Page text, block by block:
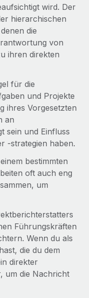
von
Abläufe
dein Team
Remote über unser
Business-
& Compliance
wachsende
um Teams zu
Partnerschaft
und
wird. Der
hierarchischen
die
von
ihren direkten
für die
und Projekte
ihres Vorgesetzten
an
sein und Einfluss
-strategien haben.
bestimmten
oft auch eng
um
Führungskräften
Wenn du als
die du dem
direkter
um die Nachricht